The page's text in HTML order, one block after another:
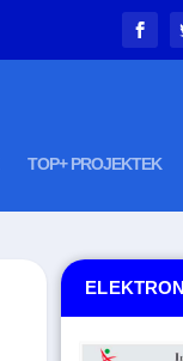
TOP+ PROJEKTEK